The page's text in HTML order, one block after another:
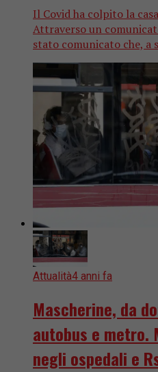
Il Covid ha colpito la
Attraverso un
stato comunicato che, a
Attualità4 anni fa
Mascherine, da
autobus e metro.
negli ospedali e